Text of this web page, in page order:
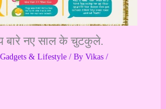
बारे नए साल के चुटकुले.
Gadgets & Lifestyle/ By Vikas /